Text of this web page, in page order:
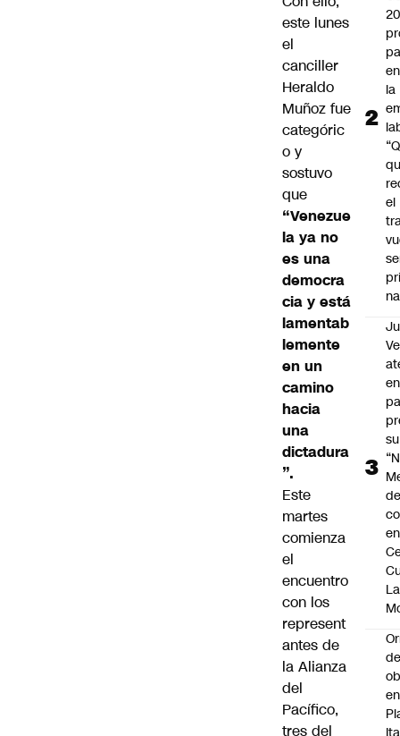
este lunes
el
canciller
Heraldo
Muñoz fue
categóric
o y
sostuvo
que
“Venezue
la ya no
es una
democra
cia y está
lamentab
lemente
en un
camino
hacia
una
dictadura
”.
Este
martes
comienza
el
encuentro
con los
represent
antes de
la Alianza
del
Pacífico,
tres del
20
la
el
La
en